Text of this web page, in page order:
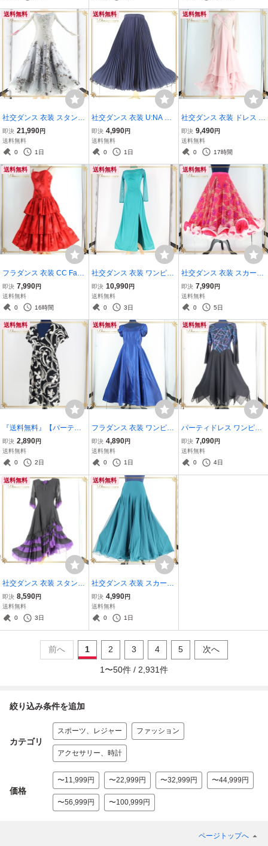
華やか
ー レオタード
送料無料
社交ダンス 衣装 スタンダ
ード ドレス ワンピース ス
タンダードドレス グレー
日本製 灰色 上品 高級感
発表会
即決 21,990円
送料無料
0
1日
送料無料
社交ダンス 衣装 U:NA ユ
ーナ スカート レッスンウ
ェア ネイビー系 紺 フォー
マル 練習着 無地 シンプル
ド
即決 4,990円
送料無料
0
1日
送料無料
社交ダンス 衣装 ドレス ス
タンダード ピンク系 スタ
ンダードドレス ラインス
トーン レース 長袖 ホログ
即決 9,490円
送料無料
0
17時間
送料無料
フラダンス 衣装 CC Fashi
ons CCファッション ワン
ピース ドレス レッド系 ハ
ワイ製 フリル ボリューム
いい
即決 7,990円
送料無料
0
16時間
送料無料
社交ダンス 衣装 ワンピー
ス ドレス ブルー系 グリー
ン系 緑 青 青緑 パスタイ
ム PASTIME 日本製 無地
ダンス
即決 10,990円
送料無料
0
3日
送料無料
社交ダンス 衣装 スカート
巻きスカート 舞台衣装 パ
ーティ 発表会 ステージ衣
装 ダンス フリル レース
即決 7,990円
送料無料
0
5日
送料無料
『送料無料』【パーティ
ドレス】ブラック ホワイ
ト GLACIER ワンピース
ドレス 黒 白 柄 模様 発表
ッチ素材
即決 2,890円
送料無料
0
2日
送料無料
フラダンス 衣装 ワンピー
ス ドレス ブルー系 フラ
ダンス サテン 光沢 ハワイ
アン アロハ 無地 シンプル
ラ
即決 4,890円
送料無料
0
1日
送料無料
パーティドレス ワンピー
ス ドレス MON PARIS 黒
L ラメ パーティ 発表会 イ
ベント ブラック系 ブルー
即決 7,090円
送料無料
0
4日
送料無料
社交ダンス 衣装 スタンダ
ード ドレス ワンピース レ
ッスンウェア パーティド
レス Elegance fashion 黒
即決 8,590円
送料無料
0
3日
送料無料
社交ダンス 衣装 スカート
クリエイトサン ロング 緑
レッスン 練習着 レース フ
リル グリーン系 社交ダン
即決 4,990円
送料無料
0
1日
前へ 1 2 3 4 5 次へ
1 〜50件 / 2,931件
絞り込み条件を追加
カテゴリ
スポーツ、レジャー ファッション
アクセサリー、時計
価格
〜11,999円 〜22,999円 〜32,999円 〜44,999円
〜56,999円 〜100,999円
ページトップへ